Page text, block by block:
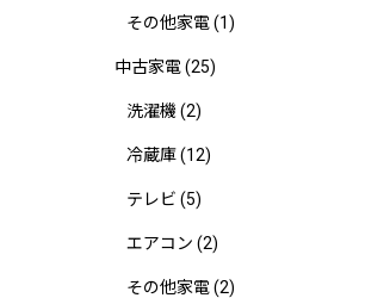
その他家電(1)
中古家電(25)
洗濯機 (2)
冷蔵庫(12)
テレビ (5)
エアコン (2)
その他家電(2)